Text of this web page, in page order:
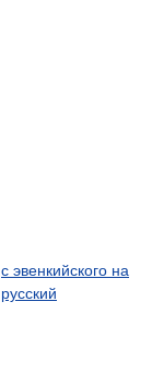
с эвенкийского на
русский